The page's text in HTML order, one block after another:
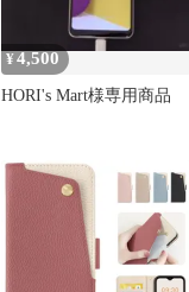
¥4,500
HORI's Mart様専用商品